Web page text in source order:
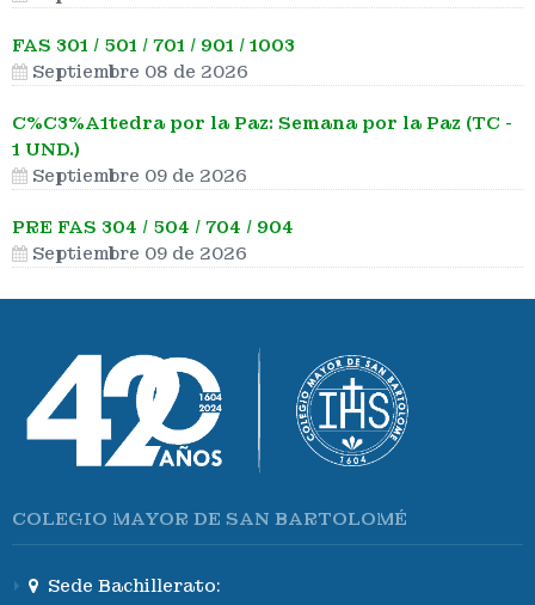
FAS 301 / 501 / 701 / 901 / 1003
Septiembre 08 de 2026
C%C3%A1tedra por la Paz: Semana por la Paz (TC -
1 UND.)
Septiembre 09 de 2026
PRE FAS 304 / 504 / 704 / 904
Septiembre 09 de 2026
COLEGIO MAYOR DE SAN BARTOLOMÉ
Sede Bachillerato: